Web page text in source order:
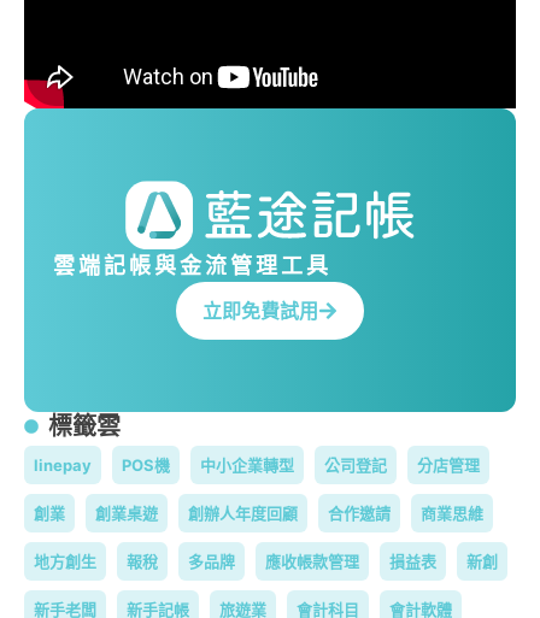
雲端記帳與金流管理工具
立即免費試用
標籤雲
linepay POS機 中小企業轉型 公司登記 分店管理
創業 創業桌遊 創辦人年度回顧 合作邀請 商業思維
地方創生 報稅 多品牌 應收帳款管理 損益表 新創
新手老闆 新手記帳 旅遊業 會計科目 會計軟體